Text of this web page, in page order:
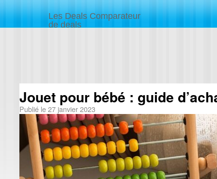
Les Deals Comparateur
de deals
Jouet pour bébé : guide
Publié le27 janvier 2023